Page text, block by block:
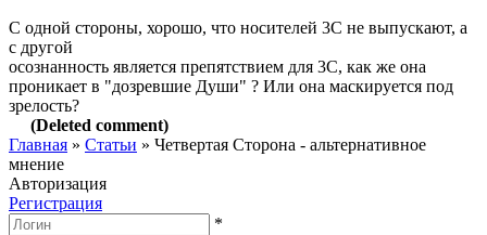
С одной стороны, хорошо, что носителей 3С не выпускают, а
с другой
осознанность является препятствием для 3С, как же она
проникает в "дозревшие Души" ? Или она маскируется под
зрелость?
(Deleted comment)
Главная » Статьи » Четвертая Сторона - альтернативное
мнение
Авторизация
Регистрация
*